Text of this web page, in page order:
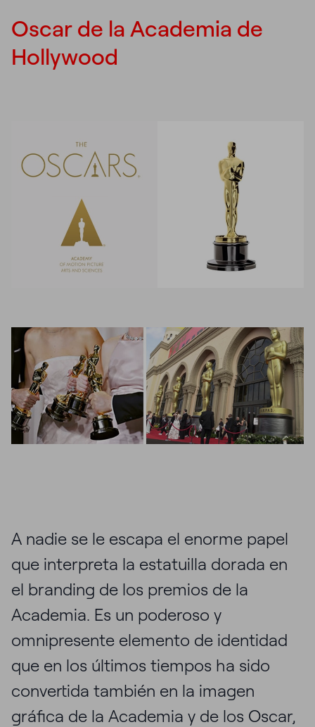
Oscar de la Academia de
Hollywood
A nadie se le escapa el enorme papel
que interpreta la estatuilla dorada en
el branding de los premios de la
Academia. Es un poderoso y
omnipresente elemento de identidad
que en los últimos tiempos ha sido
convertida también en la imagen
gráfica de la Academia y de los Oscar,